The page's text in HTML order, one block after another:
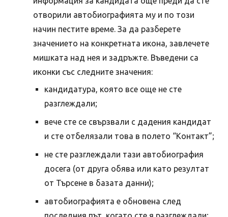
отворили автобиографията му и по този
начин пестите време. За да разберете
значението на конкретната икона, завлечете
мишката над нея и задръжте. Въведени са
иконки със следните значения:
кандидатура, която все още не сте
разглеждали;
вече сте се свързвали с дадения кандидат
и сте отбелязали това в полето “Контакт”;
не сте разглеждали тази автобиография
досега (от друга обява или като резултат
от Търсене в базата данни);
автобиографията е обновена след